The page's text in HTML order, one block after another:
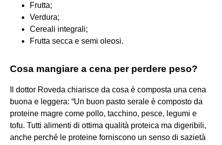
Frutta;
Verdura;
Cereali integrali;
Frutta secca e semi oleosi.
Cosa mangiare a cena per perdere peso?
Il dottor Roveda chiarisce da cosa è composta una cena
buona e leggera: “Un buon pasto serale è composto da
proteine magre come pollo, tacchino, pesce, legumi e
tofu. Tutti alimenti di ottima qualità proteica ma digeribili,
anche perché le proteine forniscono un senso di sazietà